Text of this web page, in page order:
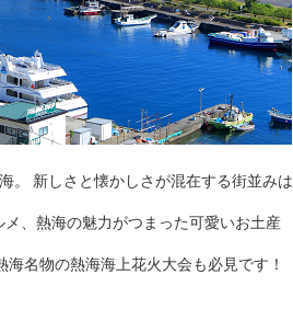
。 新しさと懐かしさが混在する街並みは
、熱海の魅力がつまった可愛いお土産
名物の熱海海上花火大会も必見です！